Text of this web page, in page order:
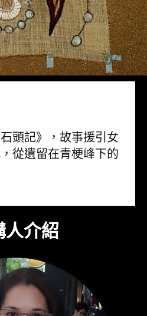
頭記》，故事援引女
從遺留在青梗峰下的
人介紹